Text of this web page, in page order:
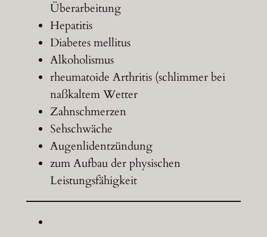
Überarbeitung
Hepatitis
Diabetes mellitus
Alkoholismus
rheumatoide Arthritis (schlimmer bei
naßkaltem Wetter
Zahnschmerzen
Sehschwäche
Augenlidentzündung
zum Aufbau der physischen
Leistungsfähigkeit